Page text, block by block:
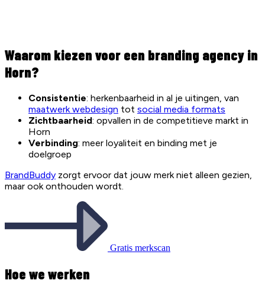
Waarom kiezen voor een branding agency in
Horn?
Consistentie: herkenbaarheid in al je uitingen, van
maatwerk webdesign tot social media formats
Zichtbaarheid: opvallen in de competitieve markt in
Horn
Verbinding: meer loyaliteit en binding met je
doelgroep
BrandBuddy zorgt ervoor dat jouw merk niet alleen gezien,
maar ook onthouden wordt.
Gratis merkscan
Hoe we werken